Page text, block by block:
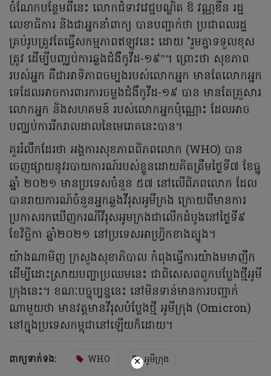
ចំណែកបន្ថែមពីនេះ លោកជំទាវវេជ្ជបណ្ឌិត ឱ វណ្ណឌីន រដ្ឋ
លេខាធិការ និងជាអ្នកនាំពាក្យ បានបញ្ជាក់ថា ប្រជាពលរដ្ឋ
គ្រប់រូបត្រូវតែធ្វើសកម្មភាពឥឡូវនេះ ដោយ "រួមគ្នាទទួលខុស
ត្រូវ ដើម្បីបញ្ឈប់ការឆ្លងជំងឺកូវីដ-១៩”។ ព្រោះថា សុខភាព
របស់អ្នក គឺជាអាទិភាពចម្បងរបស់លោកអ្នក មានតែលោកអ្នក
ទេដែលអាចការពារការចម្លងជំងឺកូវីដ-១៩ បាន មានតែគ្រួសារ
លោកអ្នក និងសហគមន៍ របស់លោកអ្នកប៉ុណ្ណោះ ដែលអាច
បញ្ឈប់ការរីករាលដាលនៃមេរោគនេះបាន។
គួររំលឹកដែរថា អង្គការសុខភាពពិភពលោក (WHO) បាន
ចេញផ្សាយនូវរបាយការណ៍របស់ខ្លួនដោយគិតត្រឹមថ្ងៃទី៧ ខែធ្នូ
ឆ្នាំ ២០២១ មានប្រទេសចំនួន ៥៧ នៅលើពិភពលោក ដែល
បានរាយការណ៍ចំនួនអ្នកឆ្លងវីរុសអូមីក្រង ក្រោយពីមានការ
ប្រកាសរកឃើញករណីវីរុសអូមក្រងជាលើកដំបូងនៅថ្ងៃទី៩
ខែវិច្ឆិកា ឆ្នាំ២០២១ នៅប្រទេសអាហ្វ្រិកខាងត្បូង។
យ៉ាងណាមិញ ក្រសួងសុខាភិបាល កំពុងធ្វើការយ៉ាងមមាញឹក
ដើម្បីដោះស្រាយបញ្ហាប្រឈមនេះ ជាពិសេសពពួកបប្លែងថ្មីអូមី
ក្រុងនេះ។ ខណៈបច្ចុប្បន្ននេះ នៅមិនទាន់មានការបញ្ជាក់
ណាមួយថា មានវត្តមានវីរុសបំប្លែងថ្មី អូមីក្រុង (Omicron)
នៅក្នុងប្រទេសកម្ពុជានៅឡើយក៏ដោយ។
ពាក្យទាក់ទង: WHO អូមីក្រុង
×